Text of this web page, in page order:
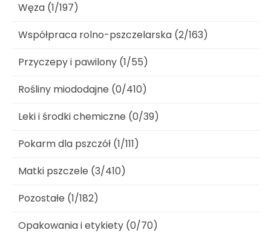
Węza (1/197)
Współpraca rolno-pszczelarska (2/163)
Przyczepy i pawilony (1/55)
Rośliny miododajne (0/410)
Leki i środki chemiczne (0/39)
Pokarm dla pszczół (1/111)
Matki pszczele (3/410)
Pozostałe (1/182)
Opakowania i etykiety (0/70)